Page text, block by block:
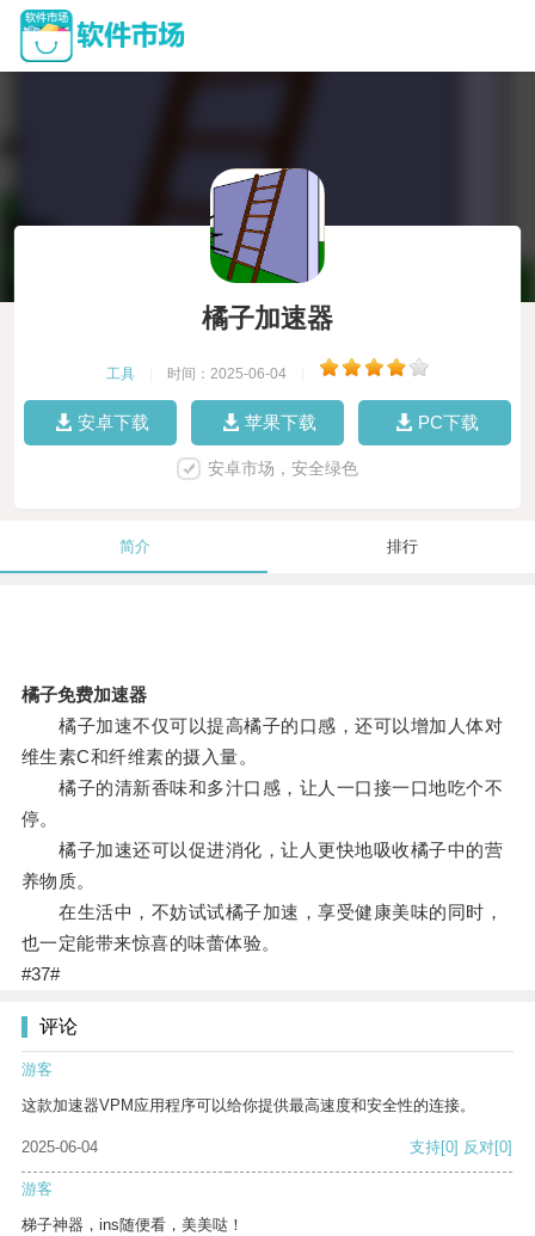
橘子加速器
工具 时间：2025-06-04
安卓下载 苹果下载 PC下载
安卓市场，安全绿色
简介 排行
橘子免费加速器
橘子加速不仅可以提高橘子的口感，还可以增加人体对
维生素C和纤维素的摄入量。
橘子的清新香味和多汁口感，让人一口接一口地吃个不
停。
橘子加速还可以促进消化，让人更快地吸收橘子中的营
养物质。
在生活中，不妨试试橘子加速，享受健康美味的同时，
也一定能带来惊喜的味蕾体验。
#37#
评论
游客
这款加速器VPM应用程序可以给你提供最高速度和安全性的连接。
2025-06-04 支持[0] 反对[0]
游客
梯子神器，ins随便看，美美哒！